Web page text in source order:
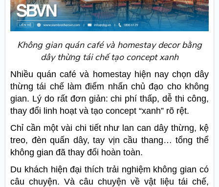
Không gian quán café và homestay decor bằng
dây thừng tái chế tạo concept xanh
Nhiều quán café và homestay hiện nay chọn dây
thừng tái chế làm điểm nhấn chủ đạo cho không
gian. Lý do rất đơn giản: chi phí thấp, dễ thi công,
thay đổi linh hoạt và tạo concept “xanh” rõ rệt.
Chỉ cần một vài chi tiết như lan can dây thừng, kệ
treo, đèn quấn dây, tay vịn cầu thang… tổng thể
không gian đã thay đổi hoàn toàn.
Du khách hiện đại thích trải nghiệm không gian có
câu chuyện. Và câu chuyện về vật liệu tái chế,